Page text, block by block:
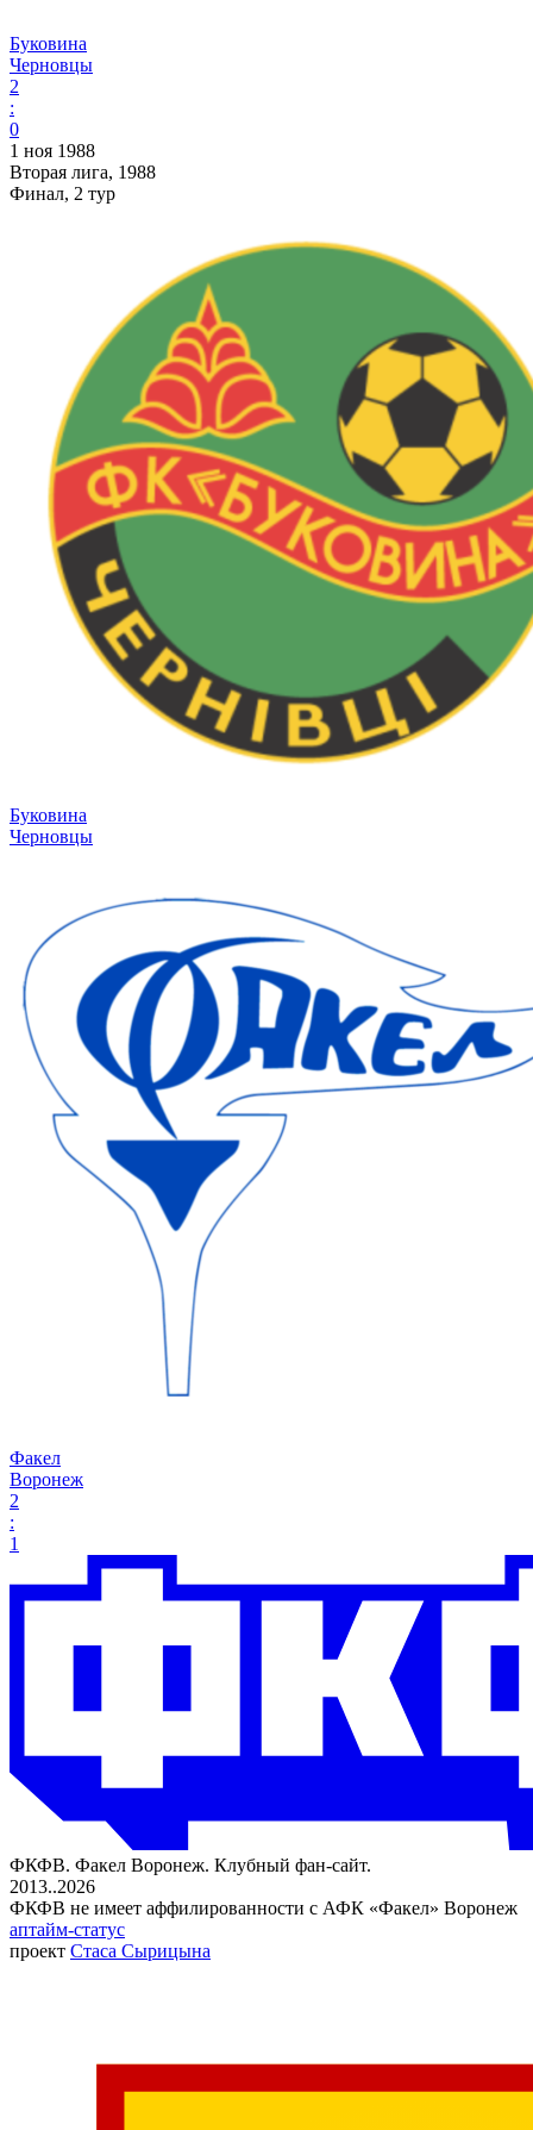
Буковина
Черновцы
2
:
0
1 ноя 1988
Вторая лига, 1988
Финал, 2 тур
Буковина
Черновцы
Факел
Воронеж
2
:
1
ФКФВ. Факел Воронеж. Клубный фан-сайт.
2013..2026
ФКФВ не имеет аффилированности с АФК «Факел» Воронеж
аптайм-статус
проект Стаса Сырицына